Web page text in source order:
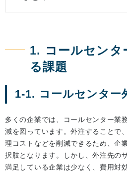
1. コールセンタ
る課題
1-1. コールセンター
多くの企業では、コールセンター業
減を図っています。外注することで
理コストなどを削減できるため、企
択肢となります。しかし、外注先の
満足している企業は少なく、費用対